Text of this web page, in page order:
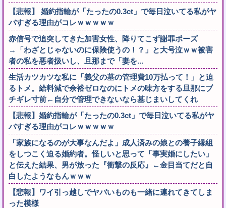
【悲報】 婚約指輪が「たったの0.3ct」で毎日泣いてる私がヤ
バすぎる理由がコレｗｗｗｗｗ
赤信号で追突してきた加害女性、降りてこず謝罪ポーズ
→「わざとじゃないのに保険使うの！？」と大号泣ｗｗ被害
者の私を悪者扱いし、旦那まで「妻を...
生活カツカツな私に「義父の墓の管理費10万払って！」と迫
るトメ。給料減で余裕ゼロなのにトメの味方をする旦那にブ
チギレ寸前←自分で管理できないなら墓じまいしてくれ
【悲報】婚約指輪が「たったの0.3ct」で毎日泣いてる私がヤ
バすぎる理由がコレｗｗｗｗｗ
「家族になるのが大事なんだよ」成人済みの娘との養子縁組
をしつこく迫る婚約者。怪しいと思って「事実婚にしたい」
と伝えた結果、男が放った『衝撃の反応』←金目当てだと自
白したようなもんｗｗｗ
【悲報】ワイ引っ越しでヤバいものも一緒に連れてきてしま
った模様